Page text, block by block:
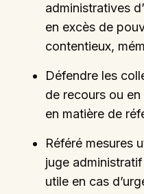
administratives
en excès de
contentieux,
Défendre les
de recours ou
en matière de
Référé mesures
juge
utile en cas